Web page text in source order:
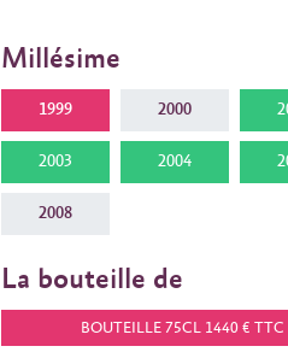
Millésime
1999 2000
2003 2004
2008
La bouteille de
BOUTEILLE 75CL 1440 € TTC